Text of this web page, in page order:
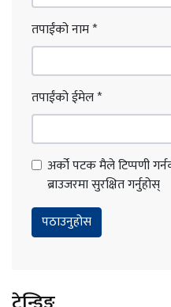
तपाईंको नाम*
तपाईंको ईमेल*
अर्को पटक मैले टिप्पणी
ब्राउजरमा सुरक्षित गर्नुहोस्